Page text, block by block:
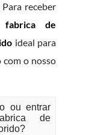
receber
fabrica de
ideal para
o nosso
ou entrar
de